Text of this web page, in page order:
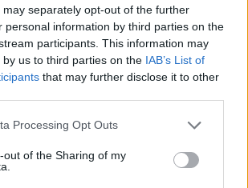
separately opt-out of the further
personal information by third parties on the
participants. This information may
us to third parties on the IAB’s List of
that may further disclose it to other
Processing Opt Outs
out of the Sharing of my
ΑΥΤΟΔΙΟΙΚΗΤΙΚΕΣ
ΚΑΠΕΛΙΟΣ ΓΙΩΡΓΟΣ
ΝΕΑ ΔΗΜΟΚΡΑΤΙΑ
ΠΑΝΑΓΙΩΤΗΣ